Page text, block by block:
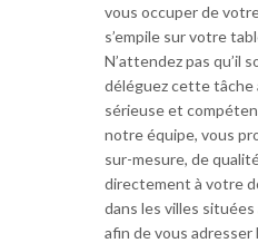
vous occuper de
s’empile sur votre
N’attendez pas qu’il
déléguez cette tâche
sérieuse et
notre équipe, vous
sur-mesure, de
directement à votre
dans les villes
afin de vous